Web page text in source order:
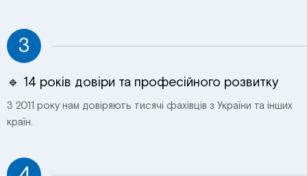
3
🔹 14 років довіри та професійного розвитку
З 2011 року нам довіряють тисячі фахівців з України та інших
країн.